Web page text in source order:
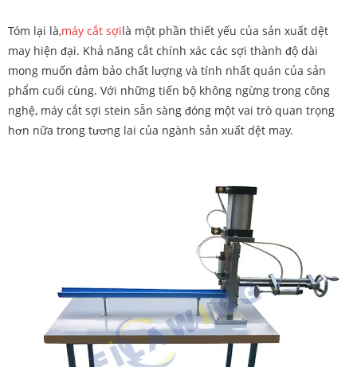
Tóm lại là,máy cắt sợilà một phần thiết yếu của sản xuất dệt
may hiện đại. Khả năng cắt chính xác các sợi thành độ dài
mong muốn đảm bảo chất lượng và tính nhất quán của sản
phẩm cuối cùng. Với những tiến bộ không ngừng trong công
nghệ, máy cắt sợi stein sẵn sàng đóng một vai trò quan trọng
hơn nữa trong tương lai của ngành sản xuất dệt may.